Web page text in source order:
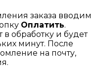
заказа вводим
Оплатить.
в обработку и будет
минут. После
на почту,